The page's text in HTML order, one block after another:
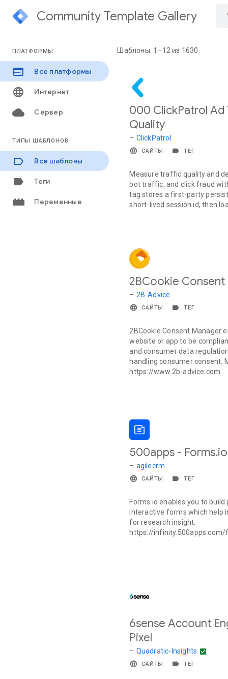
Community Template Gallery
ПЛАТФОРМЫ
Все платформы
Интернет
Сервер
ТИПЫ ШАБЛОНОВ
Все шаблоны
Теги
Переменные
Шаблоны: 1–12 из 1630
000 ClickPatrol Ad
Quality
– ClickPatrol
САЙТЫ ТЕГ
Measure traffic quality and
bot traffic, and click fraud
tag stores a first-party
short-lived session id, then
2BCookie
– 2B-Advice
САЙТЫ ТЕГ
2BCookie Consent Manager
website or app to be
and consumer data
handling consumer consent.
https://www.2b-advice.com.
500apps - Forms.io
– agilecrm
САЙТЫ ТЕГ
Forms.io enables you to
interactive forms which help
for research insight.
https://
6sense Account
Pixel
– Quadratic-Insights
САЙТЫ ТЕГ